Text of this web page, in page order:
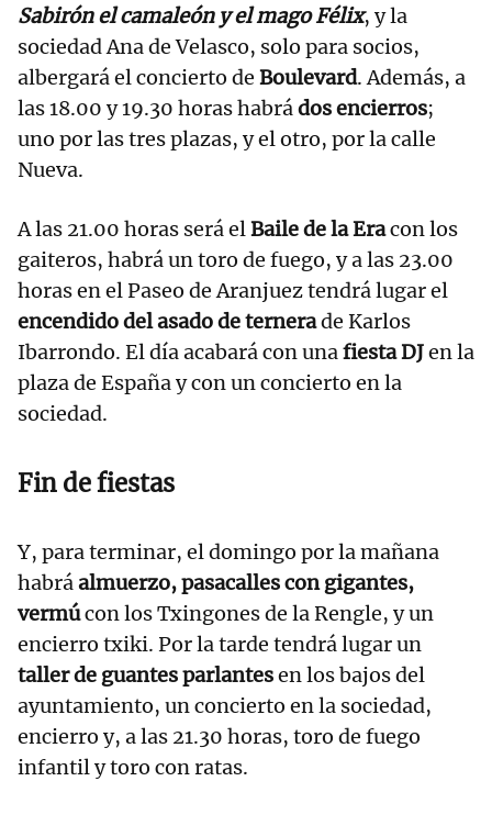
Sabirón el camaleón y el mago Félix, y la
sociedad Ana de Velasco, solo para socios,
albergará el concierto de Boulevard. Además, a
las 18.00 y 19.30 horas habrádos encierros;
uno por las tres plazas, y el otro, por la calle
Nueva.
A las 21.00 horas será elBaile de la Eracon los
gaiteros, habrá un toro de fuego, y a las 23.00
horas en el Paseo de Aranjuez tendrá lugar el
encendido del asado de ternerade Karlos
Ibarrondo. El día acabará con unafiesta DJen la
plaza de España y con un concierto en la
sociedad.
Fin de fiestas
Y, para terminar, el domingo por la mañana
habráalmuerzo, pasacalles con gigantes,
vermúcon los Txingones de la Rengle, y un
encierro txiki. Por la tarde tendrá lugar un
taller de guantes parlantesen los bajos del
ayuntamiento, un concierto en la sociedad,
encierro y, a las 21.30 horas, toro de fuego
infantil y toro con ratas.